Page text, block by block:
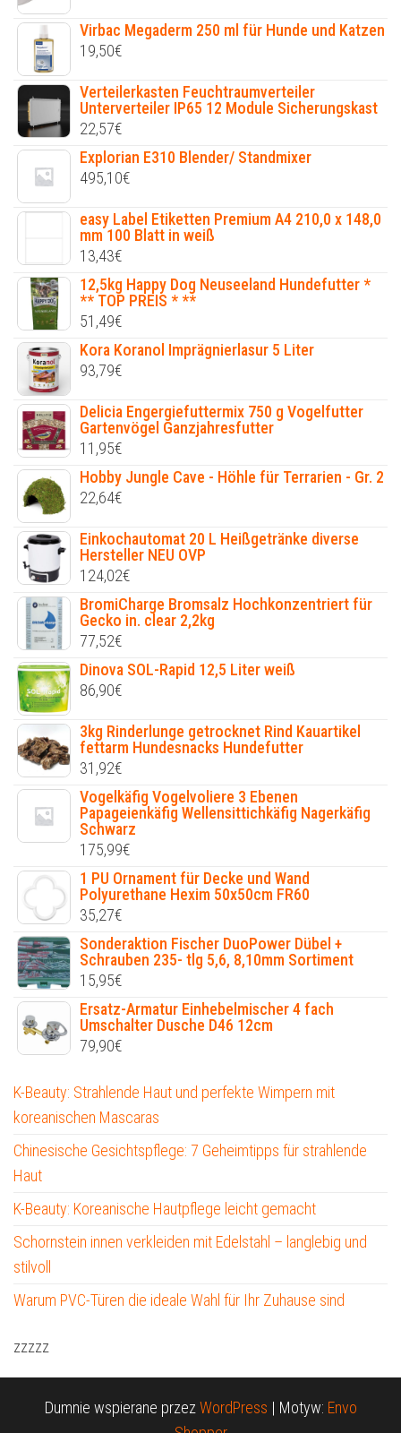
Virbac Megaderm 250 ml für Hunde und Katzen
19,50€
Verteilerkasten Feuchtraumverteiler
Unterverteiler IP65 12 Module Sicherungskast
22,57€
Explorian E310 Blender/ Standmixer
495,10€
easy Label Etiketten Premium A4 210,0 x 148,0
mm 100 Blatt in weiß
13,43€
12,5kg Happy Dog Neuseeland Hundefutter *
** TOP PREIS * **
51,49€
Kora Koranol Imprägnierlasur 5 Liter
93,79€
Delicia Engergiefuttermix 750 g Vogelfutter
Gartenvögel Ganzjahresfutter
11,95€
Hobby Jungle Cave - Höhle für Terrarien - Gr. 2
22,64€
Einkochautomat 20 L Heißgetränke diverse
Hersteller NEU OVP
124,02€
BromiCharge Bromsalz Hochkonzentriert für
Gecko in. clear 2,2kg
77,52€
Dinova SOL-Rapid 12,5 Liter weiß
86,90€
3kg Rinderlunge getrocknet Rind Kauartikel
fettarm Hundesnacks Hundefutter
31,92€
Vogelkäfig Vogelvoliere 3 Ebenen
Papageienkäfig Wellensittichkäfig Nagerkäfig
Schwarz
175,99€
1 PU Ornament für Decke und Wand
Polyurethane Hexim 50x50cm FR60
35,27€
Sonderaktion Fischer DuoPower Dübel +
Schrauben 235- tlg 5,6, 8,10mm Sortiment
15,95€
Ersatz-Armatur Einhebelmischer 4 fach
Umschalter Dusche D46 12cm
79,90€
K-Beauty: Strahlende Haut und perfekte Wimpern mit
koreanischen Mascaras
Chinesische Gesichtspflege: 7 Geheimtipps für strahlende
Haut
K-Beauty: Koreanische Hautpflege leicht gemacht
Schornstein innen verkleiden mit Edelstahl – langlebig und
stilvoll
Warum PVC-Türen die ideale Wahl für Ihr Zuhause sind
zzzzz
Dumnie wspierane przezWordPress | Motyw: Envo